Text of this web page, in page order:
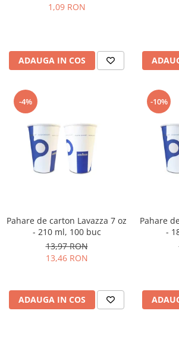
1,09 RON
ADAUGA IN COS
-4%
Pahare de carton Lavazza 7 oz
- 210 ml, 100 buc
13,97 RON
13,46 RON
ADAUGA IN COS
-10%
Pahare
-